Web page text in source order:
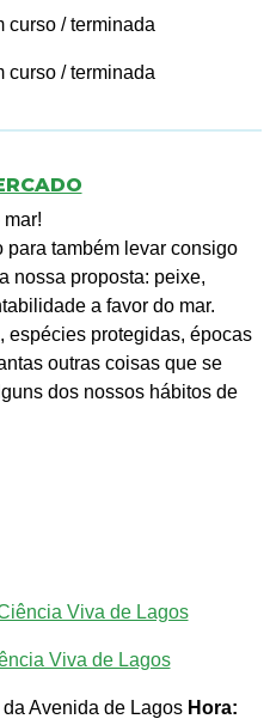
curso / terminada
curso / terminada
também levar consigo
nossa proposta: peixe,
a favor do mar.
espécies protegidas, épocas
outras coisas que se
dos nossos hábitos de
Viva de Lagos
Viva de Lagos
da Avenida de Lagos Hora: